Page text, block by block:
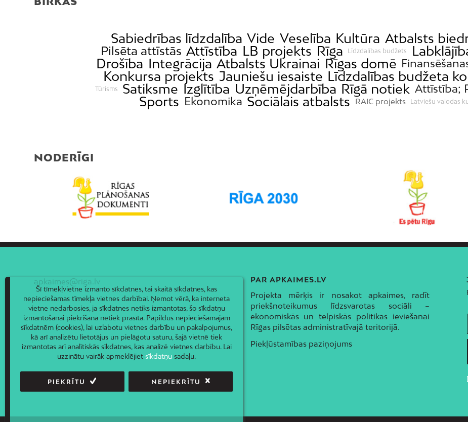
Sabiedrības līdzdalība Vide Veselība Kultūra Atbalsts
Pilsēta attīstās Attīstība LB projekts Rīga Līdzdalības budžets
Drošība Integrācija Atbalsts Ukrainai Rīgas domē
Konkursa projekts Jauniešu iesaiste Līdzdalības budžeta
Tūrisms Satiksme Izglītība Uzņēmējdarbība Rīgā notiek Attīstība;
Sports Ekonomika Sociālais atbalsts RAIC projekts Latviešu valodas
NODERĪGI
apkaimes@riga.lv PAR APKAIMES.LV
Projekta mērķis ir nosakot apkaimes, radīt
priekšnoteikumus līdzsvarotas sociāli –
ekonomiskās un telpiskās politikas ieviešanai
Rīgas pilsētas administratīvajā teritorijā.
Piekļūstamības paziņojums
Šī tīmekļvietne izmanto sīkdatnes, tai skaitā sīkdatnes, kas
nepieciešamas tīmekļa vietnes darbībai. Ņemot vērā, ka interneta
vietne nedarbosies, ja sīkdatnes netiks izmantotas, šo sīkdatņu
izmantošanai piekrišana netiek prasīta. Papildus nepieciešamajām
sīkdatnēm (cookies), lai uzlabotu vietnes darbību un pakalpojumus,
kā arī analizētu lietotājus un pielāgotu saturu, šajā vietnē tiek
izmantotas arī analītiskās sīkdatnes, kas analizē vietnes darbību. Lai
uzzinātu vairāk apmeklējietsīkdatņu sadaļu.
PIEKRĪTU NEPIEKRĪTU